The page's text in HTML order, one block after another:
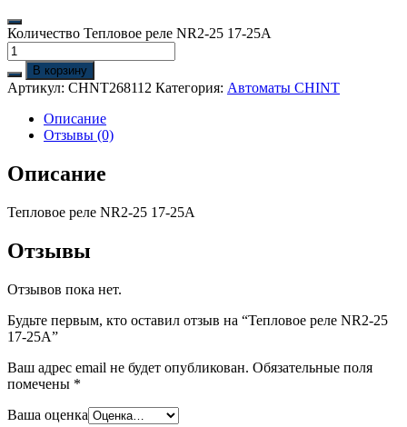
Количество Тепловое реле NR2-25 17-25A
В корзину
Артикул: CHNT268112 Категория: Автоматы CHINT
Описание
Отзывы (0)
Описание
Тепловое реле NR2-25 17-25A
Отзывы
Отзывов пока нет.
Будьте первым, кто оставил отзыв на “Тепловое реле NR2-25
17-25A”
Ваш адрес email не будет опубликован. Обязательные поля
помечены *
Ваша оценка